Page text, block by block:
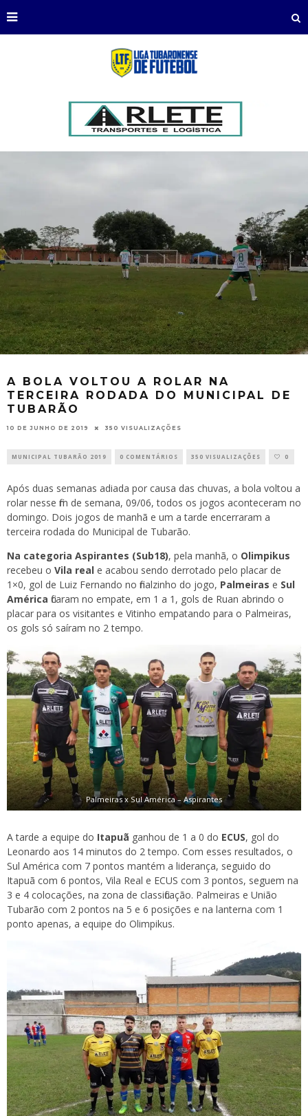
A BOLA VOLTOU A ROLAR NA
TERCEIRA RODADA DO MUNICIPAL DE
TUBARÃO
10 DE JUNHO DE 2019 350 VISUALIZAÇÕES
MUNICIPAL TUBARÃO 2019 0 COMENTÁRIOS 350 VISUALIZAÇÕES 0
Após duas semanas adiada por causa das chuvas, a bola voltou a
rolar nesse fim de semana, 09/06, todos os jogos aconteceram no
domingo. Dois jogos de manhã e um a tarde encerraram a
terceira rodada do Municipal de Tubarão.
Na categoria Aspirantes (Sub18), pela manhã, o Olimpikus
recebeu o Vila real e acabou sendo derrotado pelo placar de
1×0, gol de Luiz Fernando no finalzinho do jogo, Palmeiras e Sul
América ficaram no empate, em 1 a 1, gols de Ruan abrindo o
placar para os visitantes e Vitinho empatando para o Palmeiras,
os gols só saíram no 2 tempo.
Palmeiras x Sul América – Aspirantes
A tarde a equipe do Itapuã ganhou de 1 a 0 do ECUS, gol do
Leonardo aos 14 minutos do 2 tempo. Com esses resultados, o
Sul América com 7 pontos mantém a liderança, seguido do
Itapuã com 6 pontos, Vila Real e ECUS com 3 pontos, seguem na
3 e 4 colocações, na zona de classificação. Palmeiras e União
Tubarão com 2 pontos na 5 e 6 posições e na lanterna com 1
ponto apenas, a equipe do Olimpikus.